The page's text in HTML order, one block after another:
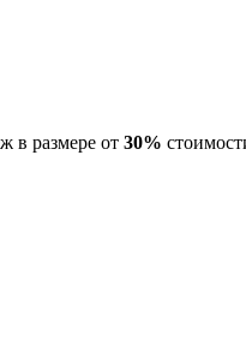
в размере от 30%